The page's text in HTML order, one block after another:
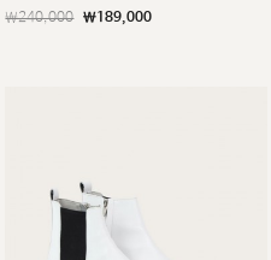
￦240,000 ￦189,000